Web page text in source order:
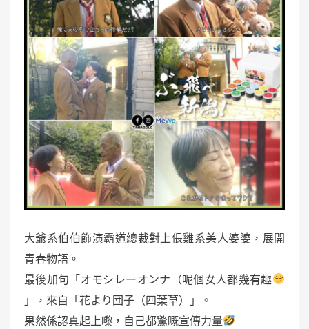
o
n
大爺系伯伯飾演霸道總裁對上倀雞系美人婆婆，展開
青春物語。
最後加句「オモシレーオンナ（呢個女人都幾有趣
」，來自「花より団子（四葉草）」。
果然係認真起上嚟，自己都驚嘅宣傳力量